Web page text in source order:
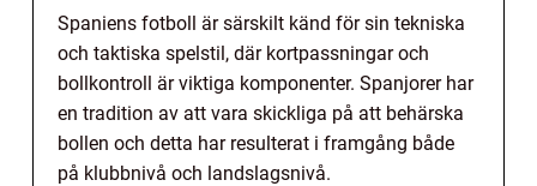
Spaniens fotboll är särskilt känd för sin tekniska
och taktiska spelstil, där kortpassningar och
bollkontroll är viktiga komponenter. Spanjorer har
en tradition av att vara skickliga på att behärska
bollen och detta har resulterat i framgång både
på klubbnivå och landslagsnivå.